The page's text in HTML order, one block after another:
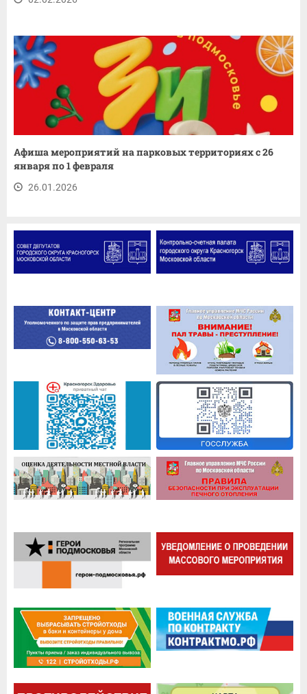
Афиша мероприятий на парковых территориях с 26
января по 1 февраля
26.01.2026